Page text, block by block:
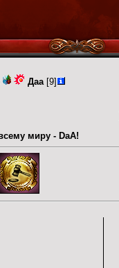
Даа[9]
миру - DaА!